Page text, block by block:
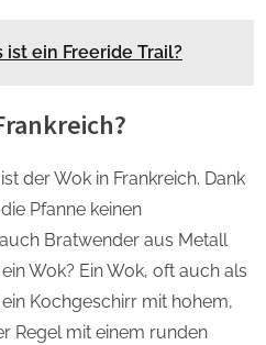
ist ein Freeride Trail?
der Wok in Frankreich. Dank
Pfanne keinen
Bratwender aus Metall
Wok? Ein Wok, oft auch als
Kochgeschirr mit hohem,
Regel mit einem runden